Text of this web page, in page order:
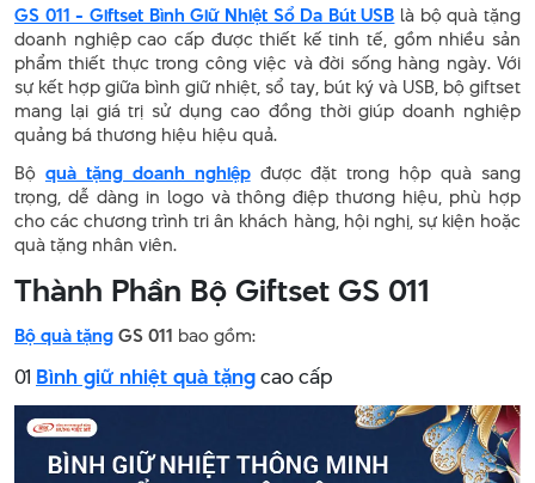
GS 011 - Giftset Bình Giữ Nhiệt Sổ Da Bút USB là bộ quà tặng
doanh nghiệp cao cấp được thiết kế tinh tế, gồm nhiều sản
phẩm thiết thực trong công việc và đời sống hàng ngày. Với
sự kết hợp giữa bình giữ nhiệt, sổ tay, bút ký và USB, bộ giftset
mang lại giá trị sử dụng cao đồng thời giúp doanh nghiệp
quảng bá thương hiệu hiệu quả.
Bộ quà tặng doanh nghiệpđược đặt trong hộp quà sang
trọng, dễ dàng in logo và thông điệp thương hiệu, phù hợp
cho các chương trình tri ân khách hàng, hội nghị, sự kiện hoặc
quà tặng nhân viên.
Thành Phần Bộ Giftset GS 011
Bộ quà tặngGS 011 bao gồm:
01 Bình giữ nhiệt quà tặngcao cấp